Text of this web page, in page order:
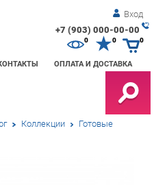
Вход
+7 (903) 000-00-00
ОПЛАТА И ДОСТАВКА
0 0
Коллекции Готовые